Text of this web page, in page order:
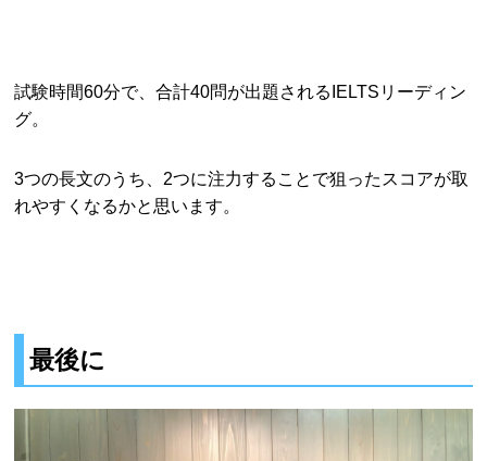
試験時間60分で、合計40問が出題されるIELTSリーディン
グ。
3つの長文のうち、2つに注力することで狙ったスコアが取
れやすくなるかと思います。
最後に